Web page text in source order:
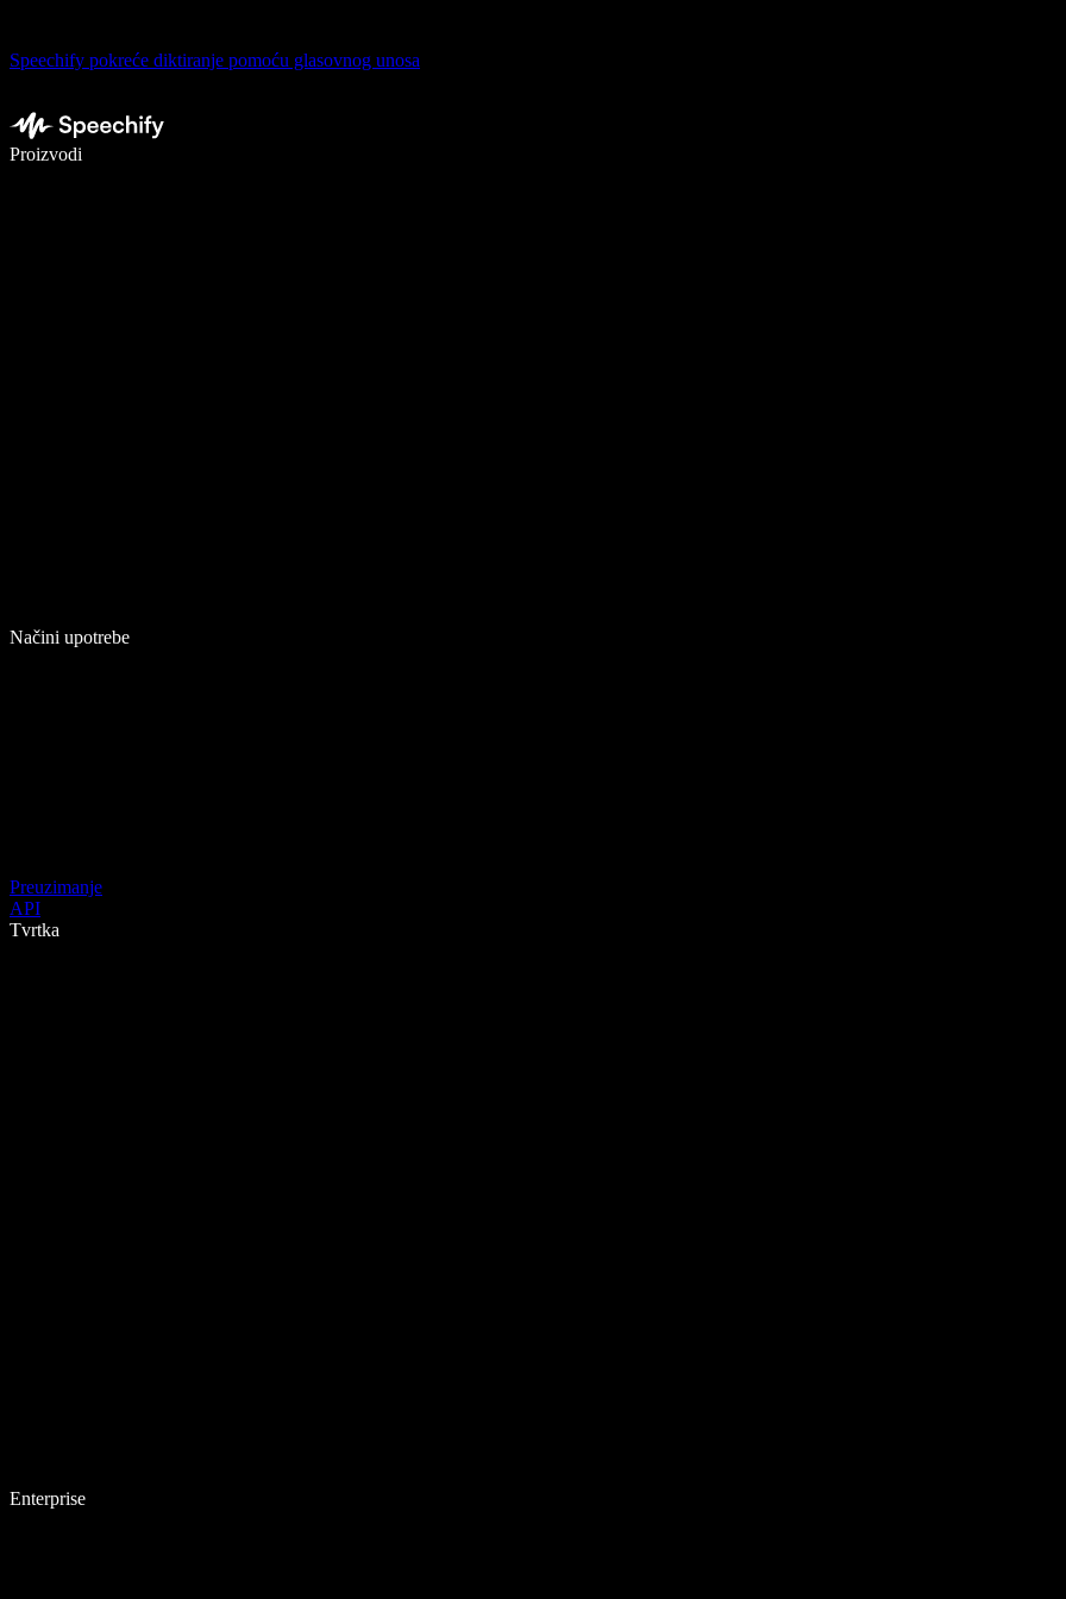
Speechify pokreće diktiranje pomoću glasovnog unosa
Proizvodi
Pišite 5× brže uz glasovno diktiranje
Načini upotrebe
Preuzimanje
API
Tvrtka
Enterprise